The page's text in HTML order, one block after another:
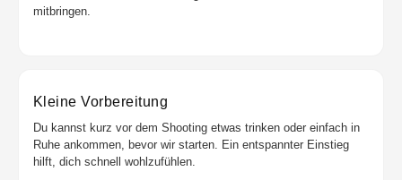
mitbringen.
Kleine Vorbereitung
Du kannst kurz vor dem Shooting etwas trinken oder einfach in
Ruhe ankommen, bevor wir starten. Ein entspannter Einstieg
hilft, dich schnell wohlzufühlen.